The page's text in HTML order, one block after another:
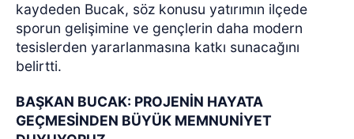
kaydeden Bucak, söz konusu yatırımın ilçede
sporun gelişimine ve gençlerin daha modern
tesislerden yararlanmasına katkı sunacağını
belirtti.
BAŞKAN BUCAK: PROJENİN HAYATA
GEÇMESİNDEN BÜYÜK MEMNUNİYET